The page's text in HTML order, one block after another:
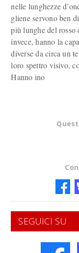
nelle lunghezze
gliene servono ben
più lunghe del
invece, hanno la
diverse da circa un
loro spettro visivo,
Hanno ino
SEGUICI SU